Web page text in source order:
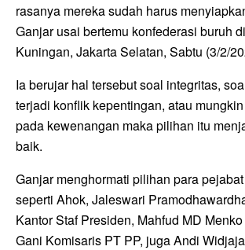
rasanya mereka sudah harus
Ganjar usai bertemu konfederasi buruh
Kuningan, Jakarta Selatan, Sabtu (3/2/
Ia berujar hal tersebut soal integritas,
terjadi konflik kepentingan, atau
pada kewenangan maka pilihan itu
baik.
Ganjar menghormati pilihan para
seperti Ahok, Jaleswari
Kantor Staf Presiden, Mahfud MD
Gani Komisaris PT PP, juga Andi